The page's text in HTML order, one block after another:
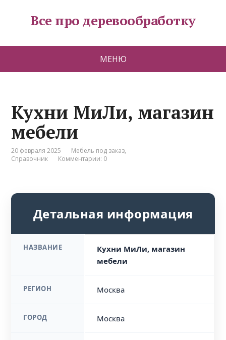
Все про деревообработку
МЕНЮ
Кухни МиЛи, магазин
мебели
20 февраля 2025 Мебель под заказ,
Справочник
Комментарии: 0
Детальная информация
НАЗВАНИЕ
Кухни МиЛи, магазин
мебели
РЕГИОН Москва
ГОРОД Москва